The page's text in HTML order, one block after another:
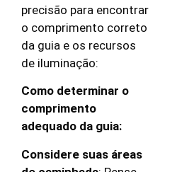
precisão para encontrar
o comprimento correto
da guia e os recursos
de iluminação:
Como determinar o
comprimento
adequado da guia:
Considere suas áreas